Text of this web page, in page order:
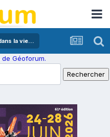
la vie...
Géoforum.